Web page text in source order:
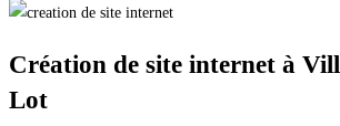
Création de site internet à
Lot